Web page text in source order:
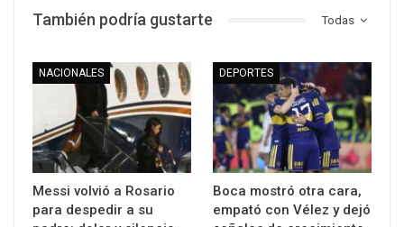
Todas
También podría gustarte
NACIONALES
Messi volvió a Rosario
para despedir a su
DEPORTES
Boca mostró otra cara,
empató con Vélez y dejó